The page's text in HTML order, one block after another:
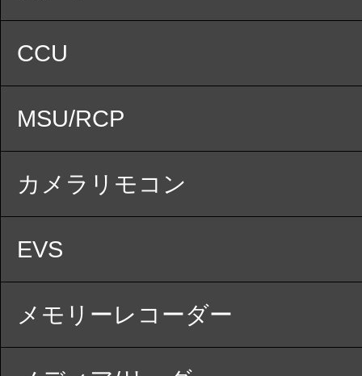
CCU
MSU/RCP
カメラリモコン
EVS
メモリーレコーダー